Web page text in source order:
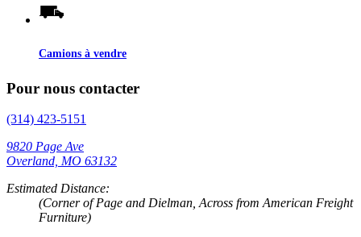
Camions à vendre
Pour nous contacter
(314) 423-5151
9820 Page Ave
Overland, MO 63132
Estimated Distance:
(Corner of Page and Dielman, Across from American Freight
Furniture)